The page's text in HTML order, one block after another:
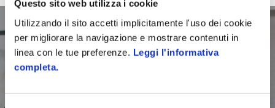
Questo sito web utilizza i cookie
Utilizzando il sito accetti implicitamente l'uso dei cookie
per migliorare la navigazione e mostrare contenuti in
linea con le tue preferenze. Leggi l'informativa
completa.